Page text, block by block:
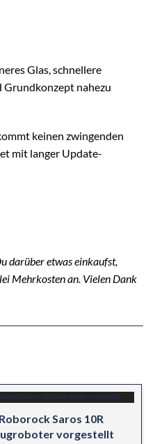
Glas, schnellere
Grundkonzept nahezu
keinen zwingenden
mit langer Update-
darüber etwas einkaufst,
Mehrkosten an. Vielen Dank
Roborock Saros 10R
vorgestellt